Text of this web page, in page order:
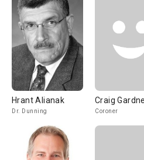
Hrant Alianak
Dr. Dunning
Craig
Coroner